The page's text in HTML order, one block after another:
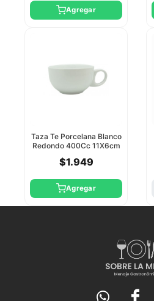
Agregar
Taza Te Porcelana Blanco
Redondo 400Cc 11X6cm
$1.949
Agregar